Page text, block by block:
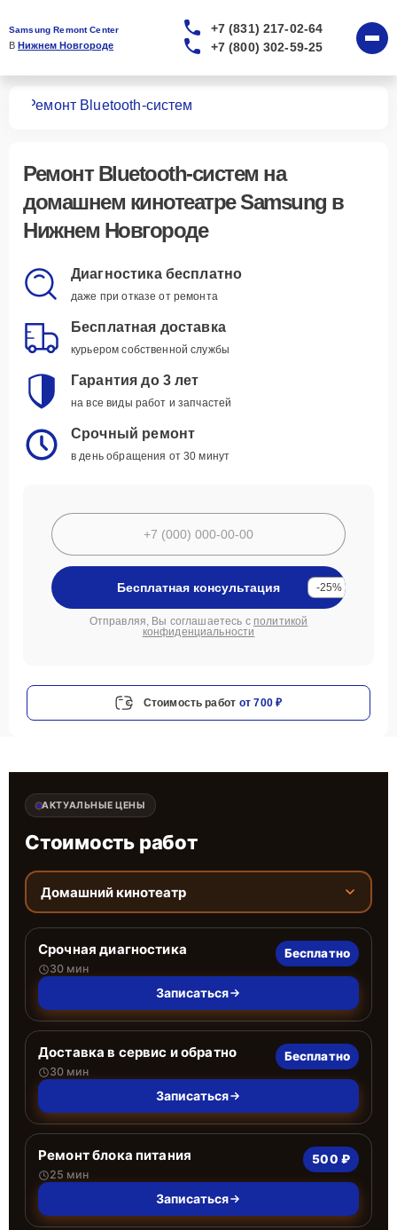
Samsung Remont Center
В Нижнем Новгороде
+7 (831) 217-02-64
+7 (800) 302-59-25
Ремонт Bluetooth-систем
Ремонт Bluetooth-систем на
домашнем кинотеатре Samsung в
Нижнем Новгороде
Диагностика бесплатно
даже при отказе от ремонта
Бесплатная доставка
курьером собственной службы
Гарантия до 3 лет
на все виды работ и запчастей
Срочный ремонт
в день обращения от 30 минут
Бесплатная консультация -25%
Отправляя, Вы соглашаетесь с политикой
конфиденциальности
Стоимость работ от 700 ₽
АКТУАЛЬНЫЕ ЦЕНЫ
Стоимость работ
Домашний кинотеатр
Срочная диагностика
30 мин
Бесплатно
Записаться
Доставка в сервис и обратно
30 мин
Бесплатно
Записаться
Ремонт блока питания
25 мин
500 ₽
Записаться